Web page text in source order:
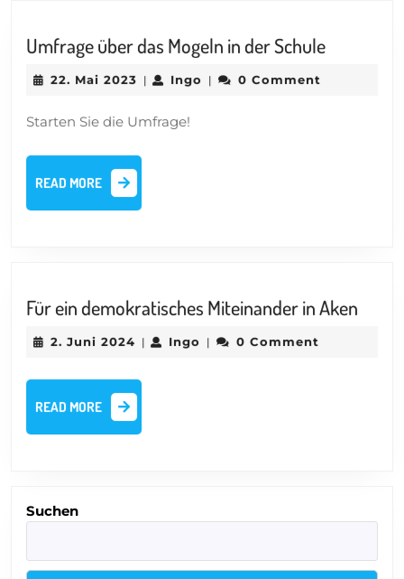
Umfrage über das Mogeln in der SchuleUmfrage
22. Mai 2023 22.
| Ingo Ingo
| 0 Comment
Starten Sie die Umfrage!
READ MORE
READ
MORE
Für ein demokratisches Miteinander in Aken
2. Juni 2024 2.| Ingo Ingo
| 0 Comment
READ MORE
READ
MORE
Suchen